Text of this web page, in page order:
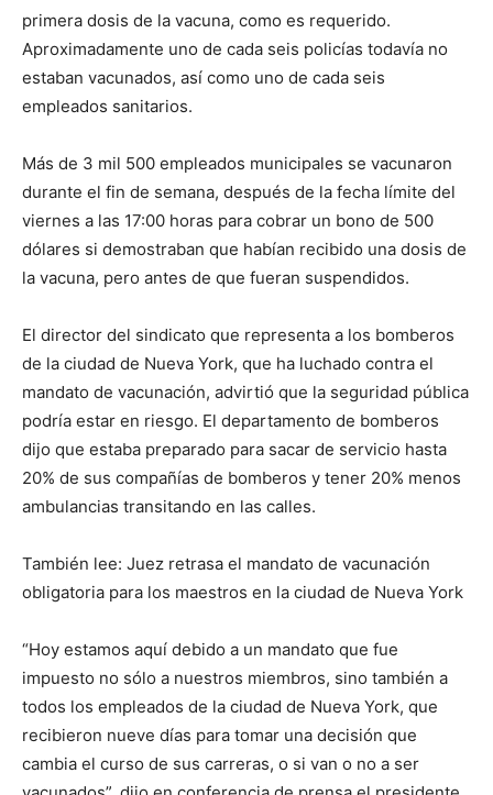
primera dosis de la vacuna, como es requerido.
Aproximadamente uno de cada seis policías todavía no
estaban vacunados, así como uno de cada seis
empleados sanitarios.
Más de 3 mil 500 empleados municipales se vacunaron
durante el fin de semana, después de la fecha límite del
viernes a las 17:00 horas para cobrar un bono de 500
dólares si demostraban que habían recibido una dosis de
la vacuna, pero antes de que fueran suspendidos.
El director del sindicato que representa a los bomberos
de la ciudad de Nueva York, que ha luchado contra el
mandato de vacunación, advirtió que la seguridad pública
podría estar en riesgo. El departamento de bomberos
dijo que estaba preparado para sacar de servicio hasta
20% de sus compañías de bomberos y tener 20% menos
ambulancias transitando en las calles.
También lee: Juez retrasa el mandato de vacunación
obligatoria para los maestros en la ciudad de Nueva York
“Hoy estamos aquí debido a un mandato que fue
impuesto no sólo a nuestros miembros, sino también a
todos los empleados de la ciudad de Nueva York, que
recibieron nueve días para tomar una decisión que
cambia el curso de sus carreras, o si van o no a ser